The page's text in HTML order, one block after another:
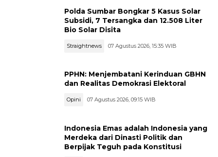
Polda Sumbar Bongkar 5 Kasus Solar
Subsidi, 7 Tersangka dan 12.508 Liter
Bio Solar Disita
Straightnews 07 Agustus 2026, 15:35 WIB
PPHN: Menjembatani Kerinduan GBHN
dan Realitas Demokrasi Elektoral
Opini 07 Agustus 2026, 09:15 WIB
Indonesia Emas adalah Indonesia yang
Merdeka dari Dinasti Politik dan
Berpijak Teguh pada Konstitusi